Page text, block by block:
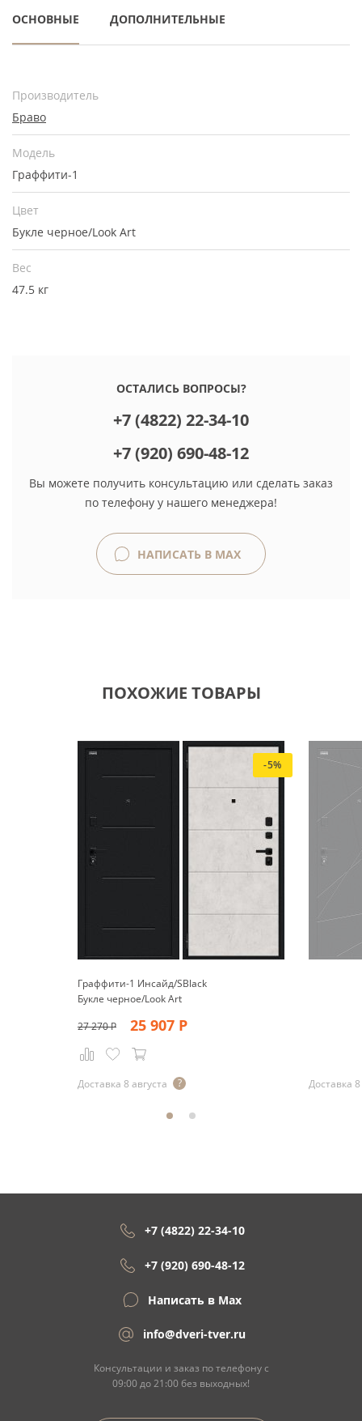
ОСНОВНЫЕ ДОПОЛНИТЕЛЬНЫЕ
Производитель
Браво
Модель
Граффити-1
Цвет
Букле черное/Look Art
Вес
47.5 кг
ОСТАЛИСЬ ВОПРОСЫ?
+7 (4822) 22-34-10
+7 (920) 690-48-12
Вы можете получить консультацию или сделать заказ
по телефону у нашего менеджера!
НАПИСАТЬ В MAX
ПОХОЖИЕ ТОВАРЫ
-5%
Граффити-1 Инсайд/SBlack
Букле черное/Look Art
27 270Р 25 907 Р
Доставка 8 августа Доставка 8
+7 (4822) 22-34-10
+7 (920) 690-48-12
Написать в Max
info@dveri-tver.ru
Консультации и заказ по телефону с
09:00 до 21:00 без выходных!